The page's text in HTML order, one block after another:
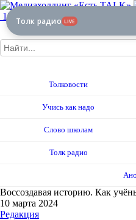
12+
Толковости
Учись как надо
Слово школам
Толк радио
Воссоздавая историю. Как
10 марта 2024
Редакция
Толк радио LIVE